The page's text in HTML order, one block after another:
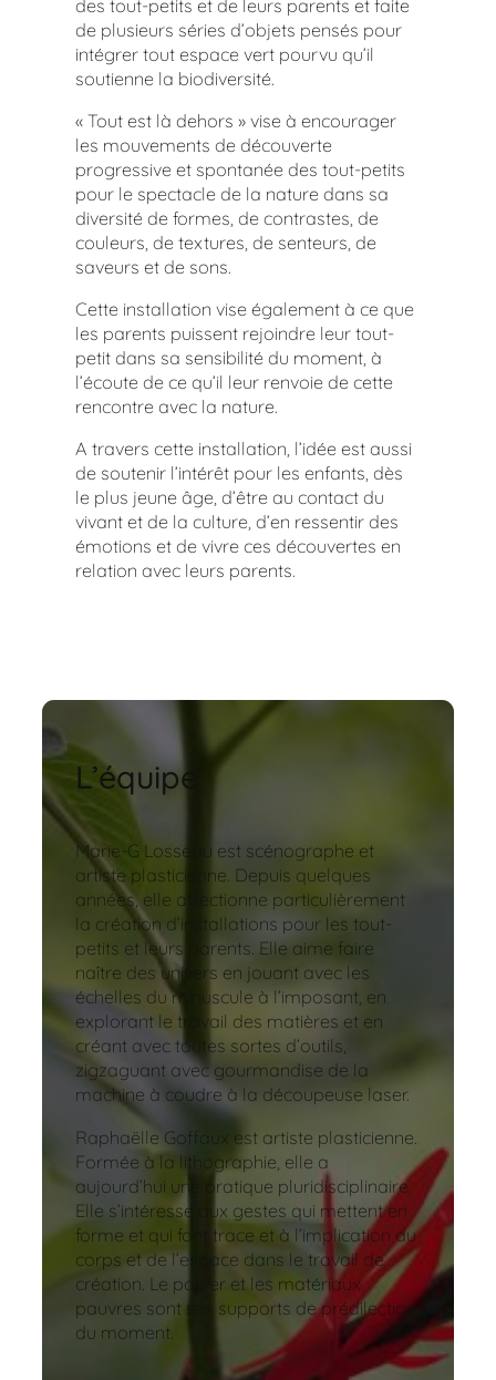
des tout-petits et de leurs parents et faite
de plusieurs séries d’objets pensés pour
intégrer tout espace vert pourvu qu’il
soutienne la biodiversité.
« Tout est là dehors » vise à encourager
les mouvements de découverte
progressive et spontanée des tout-petits
pour le spectacle de la nature dans sa
diversité de formes, de contrastes, de
couleurs, de textures, de senteurs, de
saveurs et de sons.
Cette installation vise également à ce que
les parents puissent rejoindre leur tout-
petit dans sa sensibilité du moment, à
l’écoute de ce qu’il leur renvoie de cette
rencontre avec la nature.
A travers cette installation, l’idée est aussi
de soutenir l’intérêt pour les enfants, dès
le plus jeune âge, d’être au contact du
vivant et de la culture, d’en ressentir des
émotions et de vivre ces découvertes en
relation avec leurs parents.
L’équipe
Marie-G Losseau est scénographe et
artiste plasticienne. Depuis quelques
années, elle affectionne particulièrement
la création d’installations pour les tout-
petits et leurs parents. Elle aime faire
naître des univers en jouant avec les
échelles du minuscule à l’imposant, en
explorant le travail des matières et en
créant avec toutes sortes d’outils,
zigzaguant avec gourmandise de la
machine à coudre à la découpeuse laser.
Raphaëlle Goffaux est artiste plasticienne.
Formée à la lithographie, elle a
aujourd’hui une pratique pluridisciplinaire.
Elle s’intéresse aux gestes qui mettent en
forme et qui font trace et à l’implication du
corps et de l’espace dans le travail de
création. Le papier et les matériaux
pauvres sont ses supports de prédilection
du moment.